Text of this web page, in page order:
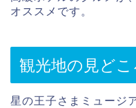
オススメです。
観光地の見ど
星の王子さまミュージ